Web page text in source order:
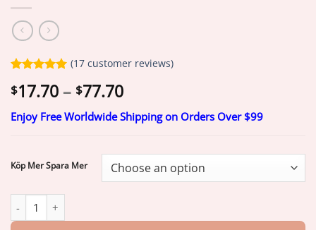
out of 5
customer
ratings
(17customer reviews)
$17.70 – $77.70Price
range:
$17.70
$77.70
Enjoy Free Worldwide Shipping on Orders Over $99
Köp Mer Spara Mer
Piguiay® GLP-1 Moringa Viktminskning Hälsoboost